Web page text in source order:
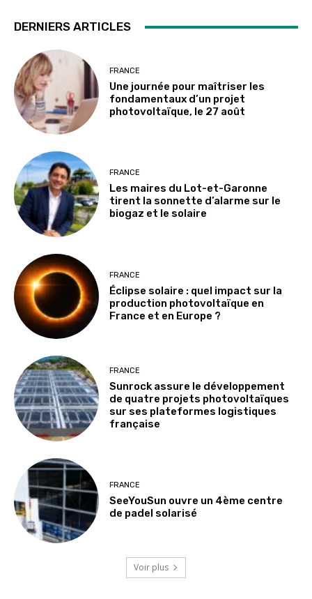
DERNIERS ARTICLES
FRANCE
Une journée pour maîtriser les
fondamentaux d’un projet
photovoltaïque, le 27 août
FRANCE
Les maires du Lot-et-Garonne
tirent la sonnette d’alarme sur le
biogaz et le solaire
FRANCE
Éclipse solaire : quel impact sur la
production photovoltaïque en
France et en Europe ?
FRANCE
Sunrock assure le développement
de quatre projets photovoltaïques
sur ses plateformes logistiques
française
FRANCE
SeeYouSun ouvre un 4ème centre
de padel solarisé
Voir plus